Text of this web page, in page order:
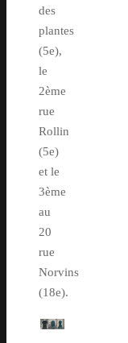
des
plantes
(5e),
le
2ème
rue
Rollin
(5e)
et le
3ème
au
20
rue
Norvins
(18e).